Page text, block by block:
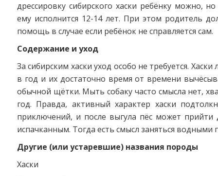
дрессировку сибирского хаски ребёнку можно,
ему исполнится 12-14 лет. При этом родитель
помощь в случае если ребёнок не справляется сам.
Содержание и уход
За сибирским хаски уход особо не требуется.
в год и их достаточно время от времени
обычной щётки. Мыть собаку часто смысла нет,
год. Правда, активный характер хаски
приключений, и после выгула пёс может
испачканным. Тогда есть смысл заняться водными
Другие (или устаревшие) названия породы
Хаски